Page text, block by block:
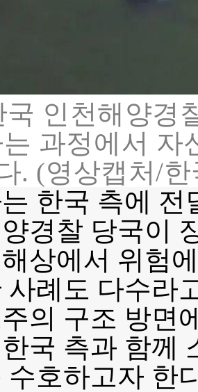
국 인천해양경
과정에서 자
. (영상캡처/
한국 측에
경찰 당국이
상에서 위험
사례도 다수라
의 구조 방면
국 측과 함께
수호하고자 한